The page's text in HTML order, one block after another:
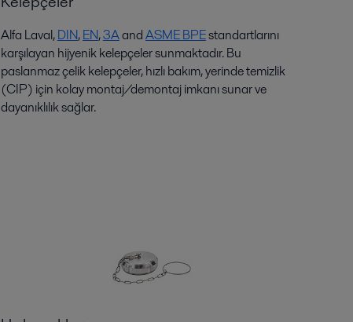
Alfa Laval,DIN,EN,3AandASME BPEstandartlarını
karşılayan hijyenik kelepçeler sunmaktadır. Bu
paslanmaz çelik kelepçeler, hızlı bakım, yerinde temizlik
(CIP) için kolay montaj/demontaj imkanı sunar ve
dayanıklılık sağlar.